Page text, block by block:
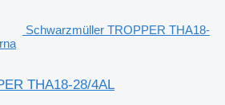
Schwarzmüller TROPPER THA18-
THA18-28/4AL